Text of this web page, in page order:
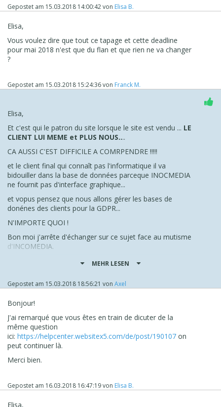
Gepostet am 15.03.2018 14:00:42von Elisa B.
Elisa,
Vous voulez dire que tout ce tapage et cette deadline
pour mai 2018 n'est que du flan et que rien ne va changer
?
Gepostet am 15.03.2018 15:24:36von Franck M.
Elisa,
Et c'est qui le patron du site lorsque le site est vendu ... LE
CLIENT LUI MEME et PLUS NOUS....
CA AUSSI C'EST DIFFICILE A COMRPENDRE !!!!!
et le client final qui connaît pas l'informatique il va
bidouiller dans la base de données parceque INOCMEDIA
ne fournit pas d'interface graphique...
et vopus pensez que nous allons gérer les bases de
donénes des clients pour la GDPR...
N'IMPORTE QUOI !
Bon moi j'arrête d'échanger sur ce sujet face au mutisme
d'INCOMEDIA.
c'est regrettable de voir unmanque de
perfect.
permet de rapidement diffuser de l'information.
Vais regarder la concurrence... Y'a 2 logiciels Français qui
existent dans ce domaine...
MEHR LESEN
Gepostet am 15.03.2018 18:56:21 von Axel
Bonjour!
J'ai remarqué que vous êtes en train de dicuter de la
même question
ici: https://helpcenter.websitex5.com/de/post/190107 on
peut continuer là.
Merci bien.
Gepostet am 16.03.2018 16:47:19von Elisa B.
Elisa,